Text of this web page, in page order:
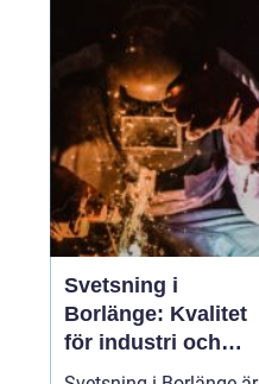
Svetsning i
Borlänge: Kvalitet
för industri och
konstruktion